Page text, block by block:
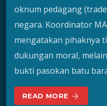
oknum pedagang
negara. Koordinator
mengatakan pihaknya
dukungan moral,
bukti pasokan batu
READ MORE arrow_forward